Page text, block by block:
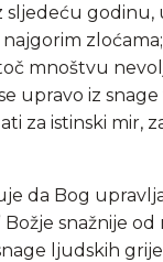
godinu,
mnoštvu
upravo iz
za istinski mir,
da Bog
Božje snažnije
ljudskih